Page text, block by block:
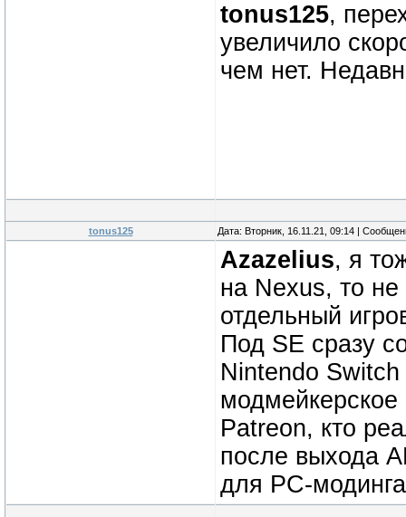
tonus125,
увеличило
чем нет.
tonus125 Дата: Вторник, 16.11.21, 09:14 |
Azazelius, я
на Nexus, то не
отдельный
Под SE сразу
Nintendo
Patreon, кто
после выхода
для РС-